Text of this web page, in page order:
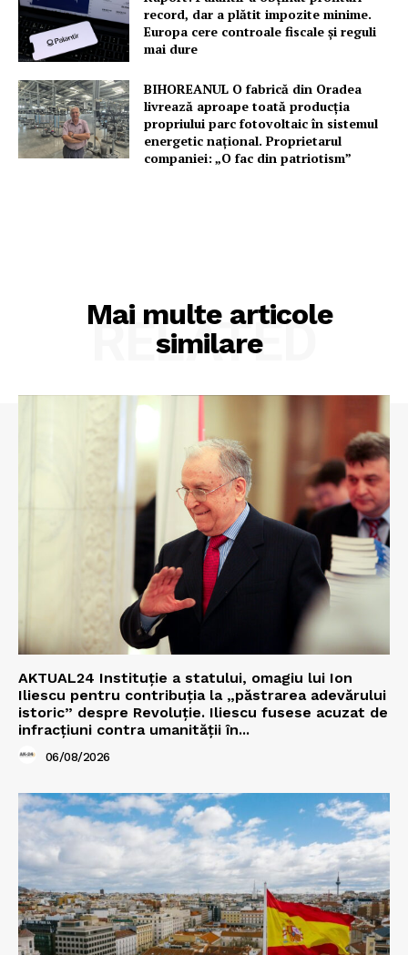
record, dar a plătit impozite minime.
Europa cere controale fiscale și reguli
mai dure
BIHOREANUL O fabrică din Oradea
livrează aproape toată producția
propriului parc fotovoltaic în sistemul
energetic național. Proprietarul
companiei: „O fac din patriotism”
Mai multe articole
similare
RELATED
AKTUAL24 Instituție a statului, omagiu lui Ion
Iliescu pentru contribuția la „păstrarea adevărului
istoric” despre Revoluție. Iliescu fusese acuzat de
infracțiuni contra umanității în...
06/08/2026